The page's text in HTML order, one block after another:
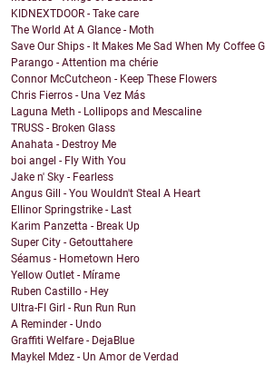
KIDNEXTDOOR - Take care
The World At A Glance - Moth
Save Our Ships - It Makes Me Sad When My Coffee
Parango - Attention ma chérie
Connor McCutcheon - Keep These Flowers
Chris Fierros - Una Vez Más
Laguna Meth - Lollipops and Mescaline
TRUSS - Broken Glass
Anahata - Destroy Me
boi angel - Fly With You
Jake n' Sky - Fearless
Angus Gill - You Wouldn't Steal A Heart
Ellinor Springstrike - Last
Karim Panzetta - Break Up
Super City - Getouttahere
Séamus - Hometown Hero
Yellow Outlet - Mírame
Ruben Castillo - Hey
Ultra-FI Girl - Run Run Run
A Reminder - Undo
Graffiti Welfare - DejaBlue
Maykel Mdez - Un Amor de Verdad